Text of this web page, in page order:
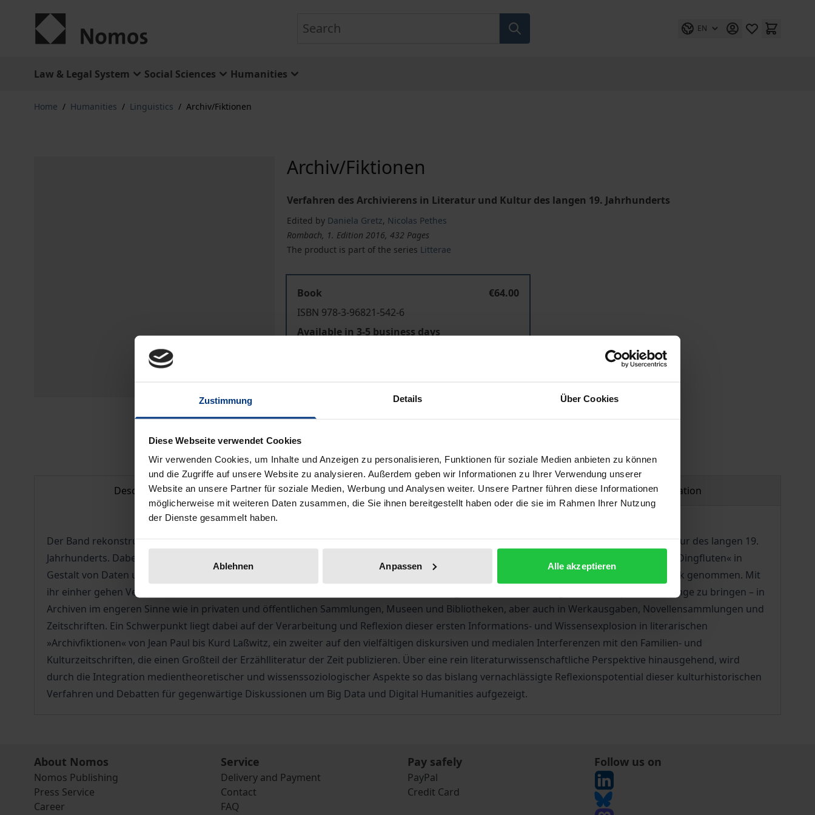
Zustimmung Details Über Cookies
Diese Webseite verwendet Cookies
Wir verwenden Cookies, um Inhalte und Anzeigen zu personalisieren, Funktionen für soziale Medien anbieten zu können
und die Zugriffe auf unsere Website zu analysieren. Außerdem geben wir Informationen zu Ihrer Verwendung unserer
Website an unsere Partner für soziale Medien, Werbung und Analysen weiter. Unsere Partner führen diese Informationen
möglicherweise mit weiteren Daten zusammen, die Sie ihnen bereitgestellt haben oder die sie im Rahmen Ihrer Nutzung
der Dienste gesammelt haben.
Ablehnen Anpassen Alle akzeptieren
EN
Law & Legal System Social Sciences Humanities
Home / Humanities / Linguistics / Archiv/Fiktionen
Archiv/Fiktionen
Verfahren des Archivierens in Literatur und Kultur des langen 19. Jahrhunderts
Edited by Daniela Gretz, Nicolas Pethes
Rombach, 1. Edition 2016, 432 Pages
The product is part of the series Litterae
Book
€64.00
ISBN 978-3-96821-542-6
Available in 3-5 business days
Description Bibliographical data Product safety information
Der Band rekonstruiert die Vorgeschichte der heute allgegenwärtigen medialen Informations- und Wissensexplosion in Kultur und Literatur des langen 19.
Jahrhunderts. Dabei wird die zwischen Faszination und kulturkritischer Abwehr changierende Diagnose von anwachsenden »Papier- und Dingfluten« in
Gestalt von Daten und Akten der modernen Bürokratie, periodischer Presse und individueller wie institutioneller »Sammelwut« in den Blick genommen. Mit
ihr einher gehen Versuche, mittels unterschiedlicher Verfahren des Archivierens Ordnung in die massenhaft angehäuften Papiere und Dinge zu bringen – in
Archiven im engeren Sinne wie in privaten und öffentlichen Sammlungen, Museen und Bibliotheken, aber auch in Werkausgaben, Novellensammlungen und
Zeitschriften. Ein Schwerpunkt liegt dabei auf der Verarbeitung und Reflexion dieser ersten Informations- und Wissensexplosion in literarischen
»Archivfiktionen« von Jean Paul bis Kurd Laßwitz, ein zweiter auf den vielfältigen diskursiven und medialen Interferenzen mit den Familien- und
Kulturzeitschriften, die einen Großteil der Erzählliteratur der Zeit publizieren. Über eine rein literaturwissenschaftliche Perspektive hinausgehend, wird
durch die Integration medientheoretischer und wissenssoziologischer Aspekte so das bislang vernachlässigte Reflexionspotential dieser kulturhistorischen
Verfahren und Debatten für gegenwärtige Diskussionen um Big Data und Digital Humanities aufgezeigt.
About Nomos
Nomos Publishing
Press Service
Career
Service
Delivery and Payment
Contact
FAQ
Pay safely
PayPal
Credit Card
Follow us on